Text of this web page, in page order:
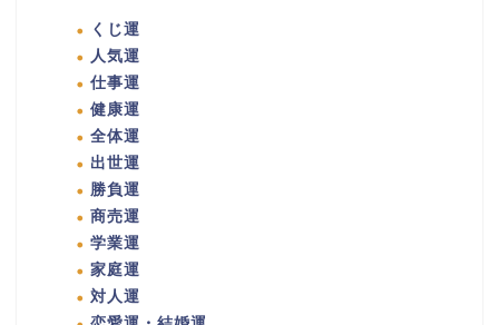
くじ運
人気運
仕事運
健康運
全体運
出世運
勝負運
商売運
学業運
家庭運
対人運